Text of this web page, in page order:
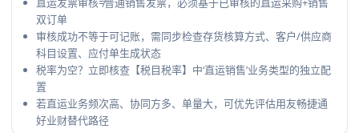
双订单
审核成功不等于可记账，需同步检查存货核算方式、客户/供应商
科目设置、应付单生成状态
税率为空？立即核查【税目税率】中‘直运销售’业务类型的独立配
置
若直运业务频次高、协同方多、单量大，可优先评估用友畅捷通
好业财替代路径